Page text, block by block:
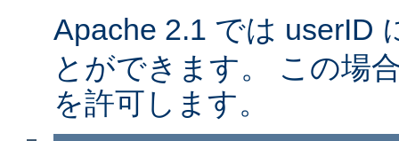
Apache 2.1 では userID
とができます。 この場
を許可します。